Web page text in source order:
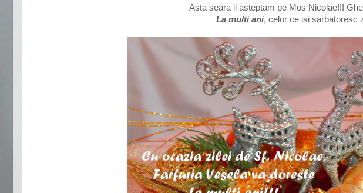
Asta seara il asteptam pe Mos Nicolae!!!
La multi ani, celor ce isi sarbatoresc